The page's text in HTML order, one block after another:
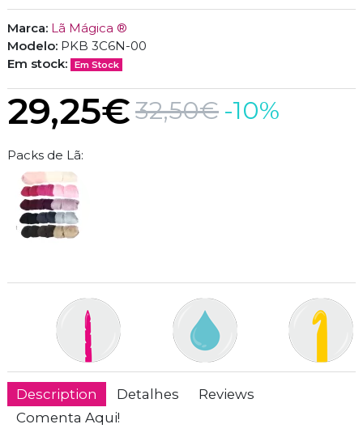
Marca: Lã Mágica ®
Modelo: PKB 3C6N-00
Em stock:
Em Stock
29,25€32,50€ -10%
Packs de Lã:
Description Detalhes
Reviews
Comenta Aqui!